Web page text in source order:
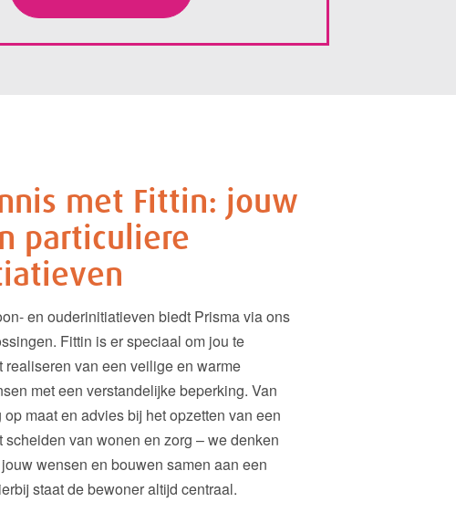
met Fittin: jouw
particuliere
en ouderinitiatieven biedt Prisma via ons
Fittin is er speciaal om jou te
realiseren van een veilige en warme
met een verstandelijke beperking. Van
maat en advies bij het opzetten van een
scheiden van wonen en zorg – we denken
wensen en bouwen samen aan een
staat de bewoner altijd centraal.